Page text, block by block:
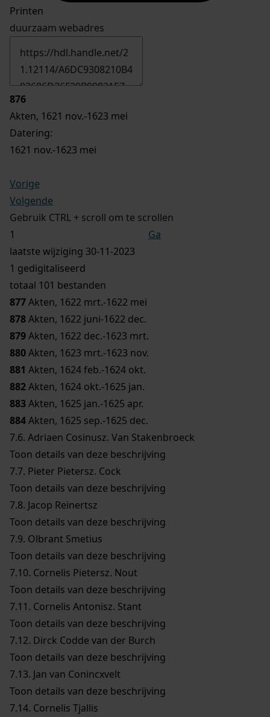
Printen
duurzaam webadres
876
Akten, 1621 nov.-1623 mei
Datering:
1621 nov.-1623 mei
Vorige
Volgende
Gebruik CTRL + scroll om te scrollen
Ga
laatste wijziging 30-11-2023
1 gedigitaliseerd
totaal 101 bestanden
877Akten, 1622 mrt.-1622 mei
878Akten, 1622 juni-1622 dec.
879Akten, 1622 dec.-1623 mrt.
880Akten, 1623 mrt.-1623 nov.
881 Akten, 1624 feb.-1624 okt.
882Akten, 1624 okt.-1625 jan.
883Akten, 1625 jan.-1625 apr.
884Akten, 1625 sep.-1625 dec.
7.6. Adriaen Cosinusz. Van Stakenbroeck
Toon details van deze beschrijving
7.7. Pieter Pietersz. Cock
Toon details van deze beschrijving
7.8. Jacop Reinertsz
Toon details van deze beschrijving
7.9. Olbrant Smetius
Toon details van deze beschrijving
7.10. Cornelis Pietersz. Nout
Toon details van deze beschrijving
7.11. Cornelis Antonisz. Stant
Toon details van deze beschrijving
7.12. Dirck Codde van der Burch
Toon details van deze beschrijving
7.13. Jan van Conincxvelt
Toon details van deze beschrijving
7.14. Cornelis Tjallis